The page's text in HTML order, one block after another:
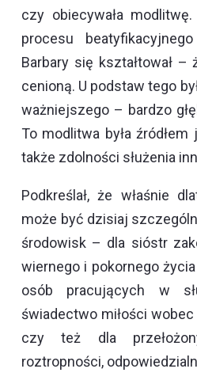
czy obiecywała
procesu
Barbary się kształtował –
cenioną. U podstaw tego
ważniejszego – bardzo
To modlitwa była źródłem
także zdolności służenia
Podkreślał, że właśnie
może być dzisiaj
środowisk – dla sióstr
wiernego i pokornego
osób pracujących w
świadectwo miłości
czy też dla
roztropności,